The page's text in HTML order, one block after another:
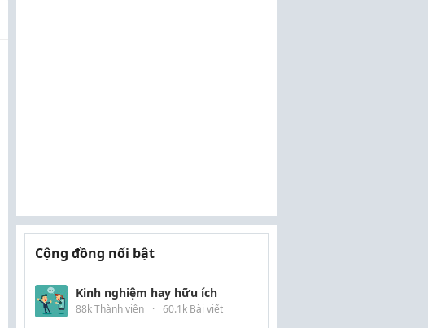
Cộng đồng nổi bật
Kinh nghiệm hay hữu ích
88k Thành viên · 60.1k Bài viết